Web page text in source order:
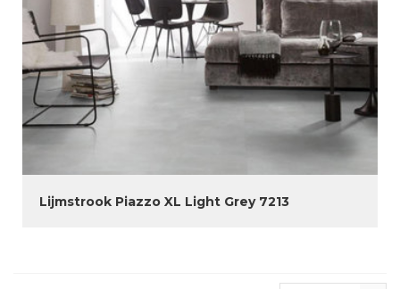
Lijmstrook Piazzo XL Light Grey 7213